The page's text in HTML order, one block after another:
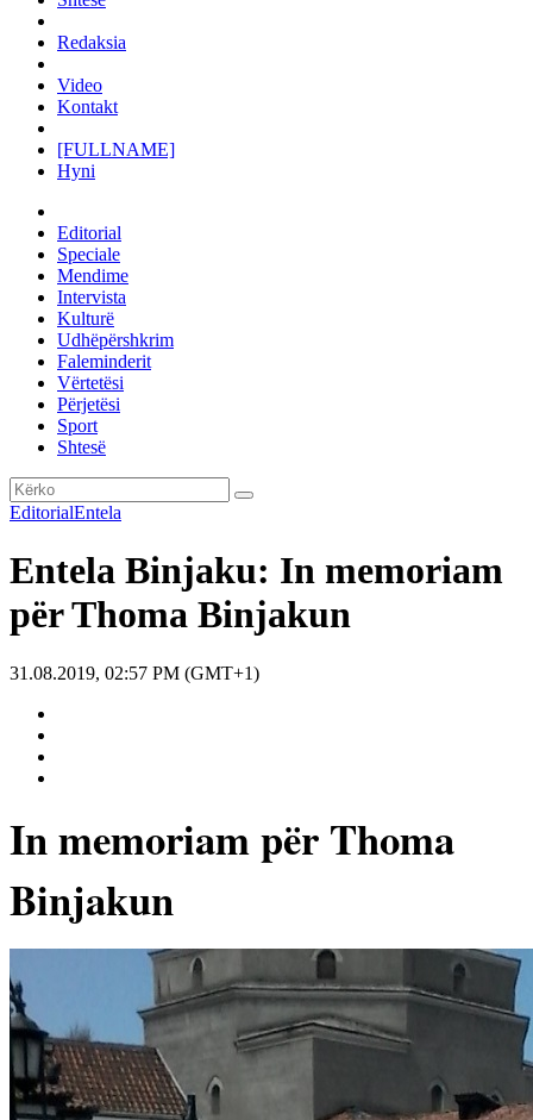
Redaksia
Video
Kontakt
[FULLNAME]
Hyni
Editorial
Speciale
Mendime
Intervista
Kulturë
Udhëpërshkrim
Faleminderit
Vërtetësi
Përjetësi
Sport
Shtesë
EditorialEntela
Entela Binjaku: In memoriam
për Thoma Binjakun
31.08.2019, 02:57 PM (GMT+1)
In memoriam për Thoma
Binjakun